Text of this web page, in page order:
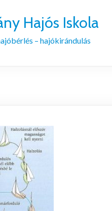
Hajós Iskola
– hajókirándulás